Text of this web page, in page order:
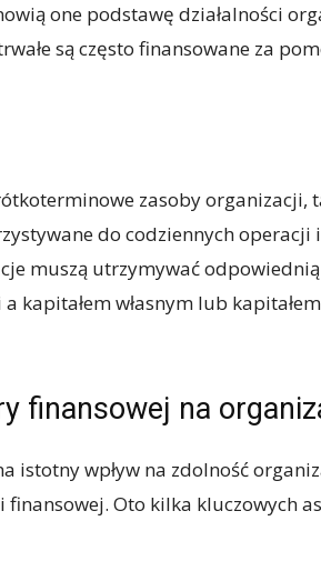
one podstawę działalności
są często finansowane za
zasoby organizacji,
do codziennych
muszą utrzymywać
kapitałem własnym lub
finansowej na
istotny wpływ na zdolność
Oto kilka kluczowych